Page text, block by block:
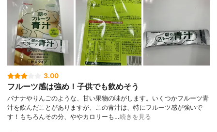
3.00
フルーツ感は強め！子供でも飲めそう
バナナやりんごのような、甘い果物の味がします。いくつかフルーツ青
汁を飲んだことがありますが、この青汁は、特にフルーツ感が強いで
す！もちろんその分、ややカロリーも…続きを見る